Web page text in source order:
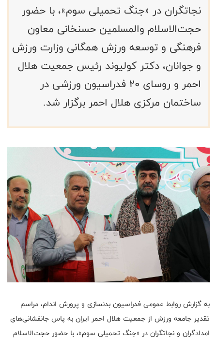
نجاتگران در «جنگ تحمیلی سوم»، با حضور
حجت‌الاسلام والمسلمین حسنخانی معاون
فرهنگی و توسعه ورزش همگانی وزارت ورزش
و جوانان، دکتر کولیوند رئیس جمعیت هلال
احمر و روسای 20 فدراسیون ورزشی در
ساختمان مرکزی هلال احمر برگزار شد.
به گزارش روابط عمومی فدراسیون بدنسازی و پرورش اندام، مراسم
تقدیر جامعه ورزش از جمعیت هلال احمر ایران به پاس جانفشانی‌های
امدادگران و نجاتگران در «جنگ تحمیلی سوم»، با حضور حجت‌الاسلام